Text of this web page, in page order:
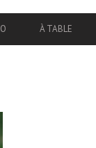
À TABLE